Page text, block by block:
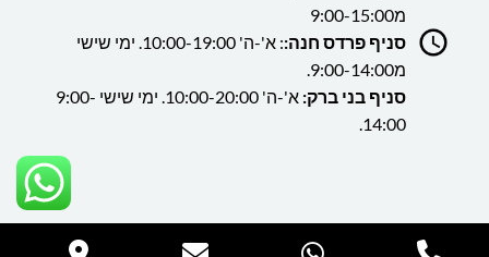
מ9:00-15:00
סניף פרדס חנה:
: א'-ה' 10:00-19:00. ימי שישי
מ9:00-14:00.
סניף בני ברק:
א'-ה' 10:00-20:00. ימי שישי 9:00-
14:00.
כל הזכויות שמורות ללה גן